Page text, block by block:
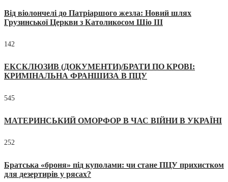
Від віолончелі до Патріаршого жезла: Новий шлях
Грузинської Церкви з Католикосом Шіо III
142
ЕКСКЛЮЗИВ (ДОКУМЕНТИ)/БРАТИ ПО КРОВІ:
КРИМІНАЛЬНА ФРАНШИЗА В ПЦУ
545
МАТЕРИНСЬКИЙ ОМОРФОР В ЧАС ВІЙНИ В УКРАЇНІ
252
Братська «броня» під куполами: чи стане ПЦУ прихистком
для дезертирів у рясах?